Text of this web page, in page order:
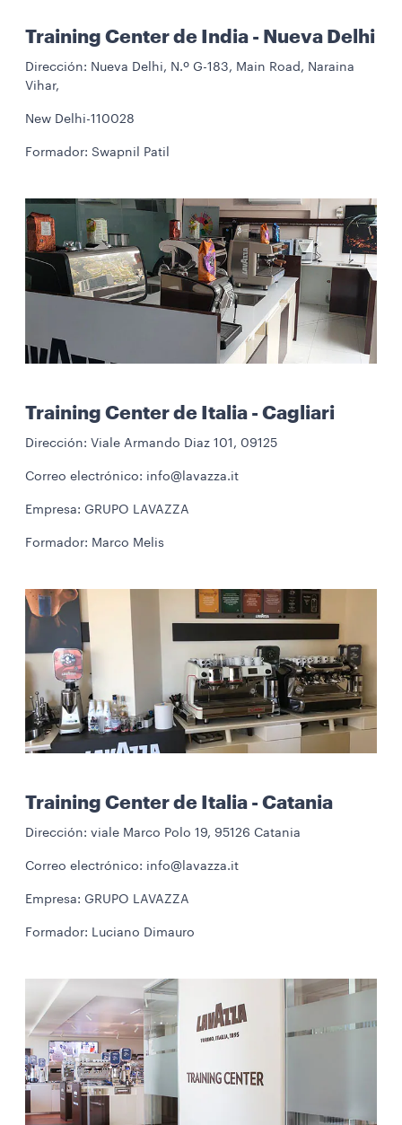
Training Center de India - Nueva Delhi
Dirección: Nueva Delhi, N.º G-183, Main Road, Naraina
Vihar,
New Delhi-110028
Formador: Swapnil Patil
Training Center de Italia - Cagliari
Dirección: Viale Armando Diaz 101, 09125
Correo electrónico: info@lavazza.it
Empresa: GRUPO LAVAZZA
Formador: Marco Melis
Training Center de Italia - Catania
Dirección: viale Marco Polo 19, 95126 Catania
Correo electrónico: info@lavazza.it
Empresa: GRUPO LAVAZZA
Formador: Luciano Dimauro